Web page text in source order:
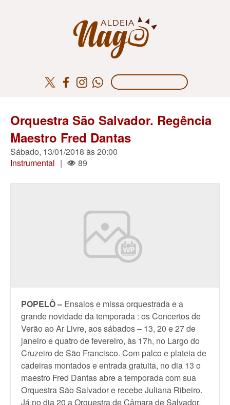
Orquestra São Salvador. Regência
Maestro Fred Dantas
Sábado, 13/01/2018 às 20:00
Instrumental | 89
POPELÔ – Ensaios e missa orquestrada e a
grande novidade da temporada : os Concertos de
Verão ao Ar Livre, aos sábados – 13, 20 e 27 de
janeiro e quatro de fevereiro, às 17h, no Largo do
Cruzeiro de São Francisco. Com palco e plateia de
cadeiras montados e entrada gratuita, no dia 13 o
maestro Fred Dantas abre a temporada com sua
Orquestra São Salvador e recebe Juliana Ribeiro.
Já no dia 20 a Orquestra de Câmara de Salvador,